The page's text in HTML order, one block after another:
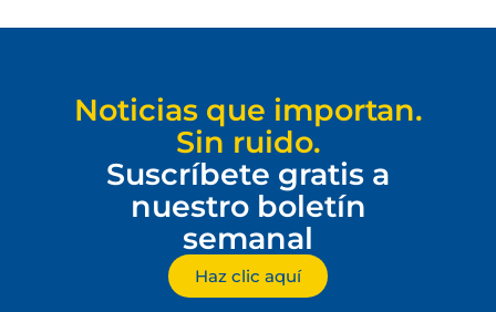
Noticias que importan.
Sin ruido.
Suscríbete gratis a
nuestro boletín
semanal
Haz clic aquí